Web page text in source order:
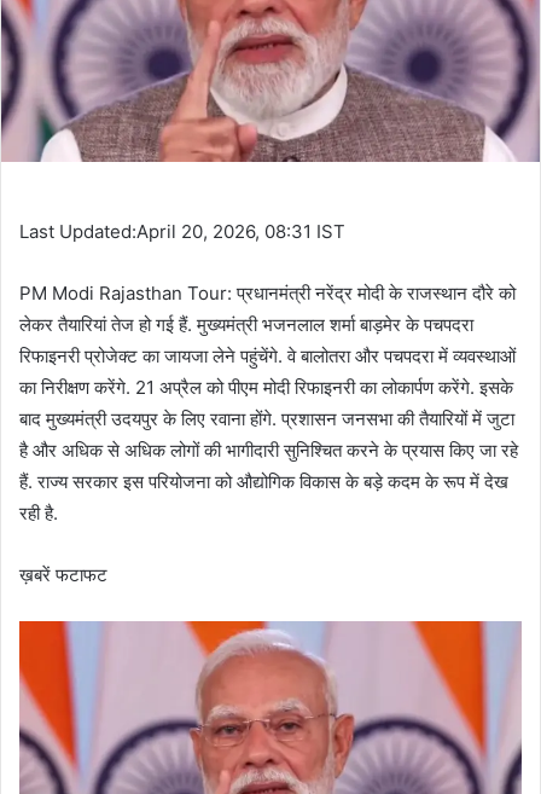
Last Updated:April 20, 2026, 08:31 IST
PM Modi Rajasthan Tour: प्रधानमंत्री नरेंद्र मोदी के राजस्थान दौरे को
लेकर तैयारियां तेज हो गई हैं. मुख्यमंत्री भजनलाल शर्मा बाड़मेर के पचपदरा
रिफाइनरी प्रोजेक्ट का जायजा लेने पहुंचेंगे. वे बालोतरा और पचपदरा में व्यवस्थाओं
का निरीक्षण करेंगे. 21 अप्रैल को पीएम मोदी रिफाइनरी का लोकार्पण करेंगे. इसके
बाद मुख्यमंत्री उदयपुर के लिए रवाना होंगे. प्रशासन जनसभा की तैयारियों में जुटा
है और अधिक से अधिक लोगों की भागीदारी सुनिश्चित करने के प्रयास किए जा रहे
हैं. राज्य सरकार इस परियोजना को औद्योगिक विकास के बड़े कदम के रूप में देख
रही है.
ख़बरें फटाफट